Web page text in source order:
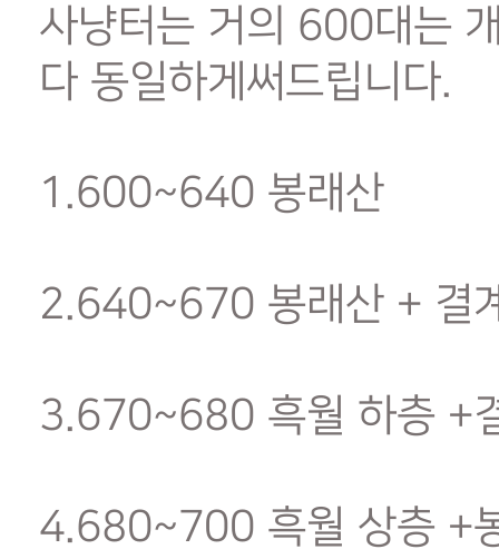
사냥터는 거의 600대는
다 동일하게써드립니다.
1.600~640 봉래산
2.640~670 봉래산 + 결
3.670~680 흑월 하층 +
4.680~700 흑월 상층 +